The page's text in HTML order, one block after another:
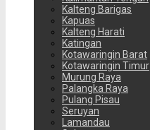
Kalteng Barigas
Kapuas
Kalteng Harati
Katingan
Kotawaringin Barat
Kotawaringin Timur
Murung Raya
Palangka Raya
Pulang Pisau
Seruyan
Lamandau